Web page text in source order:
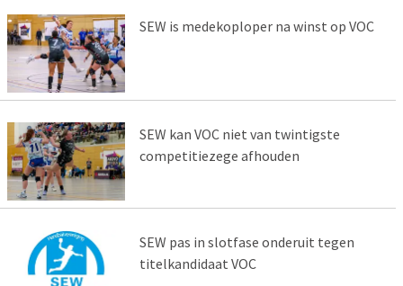
SEW is medekoploper na winst op VOC
SEW kan VOC niet van twintigste
competitiezege afhouden
SEW pas in slotfase onderuit tegen
titelkandidaat VOC